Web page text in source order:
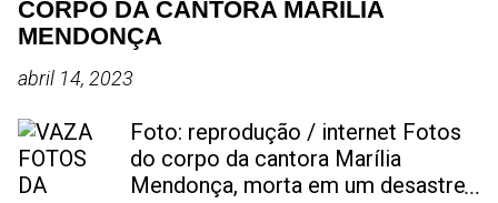
CORPO DA CANTORA MARILIA
MENDONÇA
abril 14, 2023
Foto: reprodução / internet Fotos
do corpo da cantora Marília
Mendonça, morta em um desastre